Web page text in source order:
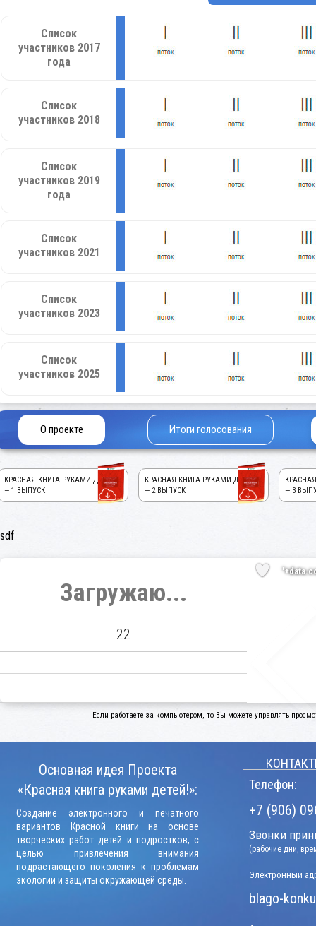
Список
участников 2017
года
Список
участников 2018
Список
участников 2019
года
Список
участников 2021
Список
участников 2023
Список
участников 2025
О проекте Итоги голосования
КРАСНАЯ КНИГА РУКАМИ ДЕТЕЙ!
— 1 ВЫПУСК
КРАСНАЯ КНИГА РУКАМИ ДЕТЕЙ!
— 2 ВЫПУСК
— 3
sdf
Загружаю...
22
Если работаете за компьютером, то Вы можете управлять
Основная идея Проекта
«Красная книга руками детей!»:
Создание электронного и печатного
вариантов Красной книги на основе
творческих работ детей и подростков, с
целью привлечения внимания
подрастающего поколения к проблемам
экологии и защиты окружающей среды.
Телефон:
+7 (906)
Звонки
(рабочие дни,
Электронный
blago-